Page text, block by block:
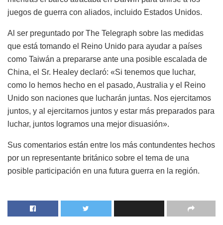
juegos de guerra con aliados, incluido Estados Unidos.
Al ser preguntado por The Telegraph sobre las medidas
que está tomando el Reino Unido para ayudar a países
como Taiwán a prepararse ante una posible escalada de
China, el Sr. Healey declaró: «Si tenemos que luchar,
como lo hemos hecho en el pasado, Australia y el Reino
Unido son naciones que lucharán juntas. Nos ejercitamos
juntos, y al ejercitarnos juntos y estar más preparados para
luchar, juntos logramos una mejor disuasión».
Sus comentarios están entre los más contundentes hechos
por un representante británico sobre el tema de una
posible participación en una futura guerra en la región.